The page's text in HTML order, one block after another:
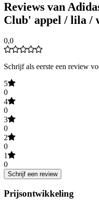
Reviews van
Club' appel / lila /
0,0
Schrijf als eerste een review
5
0
4
0
3
0
2
0
1
0
Schrijf een review
Prijsontwikkeling